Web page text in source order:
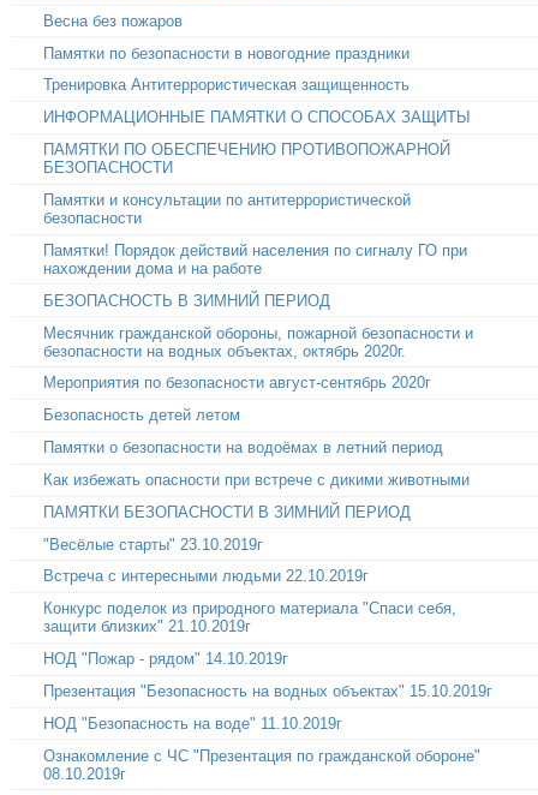
Весна без пожаров
Памятки по безопасности в новогодние праздники
Тренировка Антитеррористическая защищенность
ИНФОРМАЦИОННЫЕ ПАМЯТКИ О СПОСОБАХ ЗАЩИТЫ
ПАМЯТКИ ПО ОБЕСПЕЧЕНИЮ ПРОТИВОПОЖАРНОЙ
БЕЗОПАСНОСТИ
Памятки и консультации по антитеррористической
безопасности
Памятки! Порядок действий населения по сигналу ГО при
нахождении дома и на работе
БЕЗОПАСНОСТЬ В ЗИМНИЙ ПЕРИОД
Месячник гражданской обороны, пожарной безопасности и
безопасности на водных объектах, октябрь 2020г.
Мероприятия по безопасности август-сентябрь 2020г
Безопасность детей летом
Памятки о безопасности на водоёмах в летний период
Как избежать опасности при встрече с дикими животными
ПАМЯТКИ БЕЗОПАСНОСТИ В ЗИМНИЙ ПЕРИОД
"Весёлые старты" 23.10.2019г
Встреча с интересными людьми 22.10.2019г
Конкурс поделок из природного материала "Спаси себя,
защити близких" 21.10.2019г
НОД "Пожар - рядом" 14.10.2019г
Презентация "Безопасность на водных объектах" 15.10.2019г
НОД "Безопасность на воде" 11.10.2019г
Ознакомление с ЧС "Презентация по гражданской обороне"
08.10.2019г